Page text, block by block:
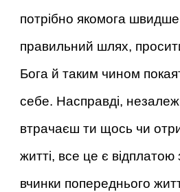
потрібно якомога
правильний шлях,
Бога й таким чином
себе. Насправді,
втрачаєш ти щось чи
житті, все це є відплатою
вчинки попереднього